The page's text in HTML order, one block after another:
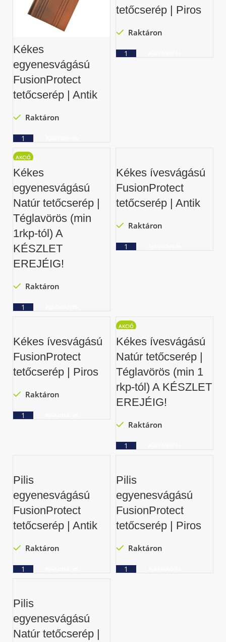
Kékes
egyenesvágású
FusionProtect
tetőcserép | Antik
Raktáron
tetőcserép | Piros
Raktáron
AKCIÓ
Kékes
egyenesvágású
Natúr tetőcserép |
Téglavörös (min
1rkp-tól) A
KÉSZLET
EREJÉIG!
Raktáron
Kékes ívesvágású
FusionProtect
tetőcserép | Antik
Raktáron
Kékes ívesvágású
FusionProtect
tetőcserép | Piros
Raktáron
AKCIÓ
Kékes ívesvágású
Natúr tetőcserép |
Téglavörös (min 1
rkp-tól) A KÉSZLET
EREJÉIG!
Raktáron
Pilis
egyenesvágású
FusionProtect
tetőcserép | Antik
Raktáron
Pilis
egyenesvágású
FusionProtect
tetőcserép | Piros
Raktáron
Pilis
egyenesvágású
Natúr tetőcserép |